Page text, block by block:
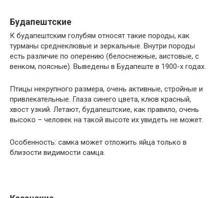
Будапештские
К будапештским голубям относят такие породы, как
турманы среднеклювые и зеркальные. Внутри породы
есть различие по оперению (белоснежные, аистовые, с
венком, поясные). Выведены в Будапеште в 1900-х годах.
Птицы некрупного размера, очень активные, стройные и
привлекательные. Глаза синего цвета, клюв красный,
хвост узкий. Летают, будапештские, как правило, очень
высоко – человек на такой высоте их увидеть не может.
Особенность: самка может отложить яйца только в
близости видимости самца.